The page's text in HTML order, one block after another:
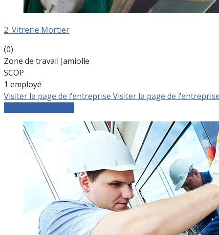
2. Vitrerie Mortier
(0)
Zone de travail Jamiolle
SCOP
1 employé
Visiter la page de l’entreprise Visiter la page de